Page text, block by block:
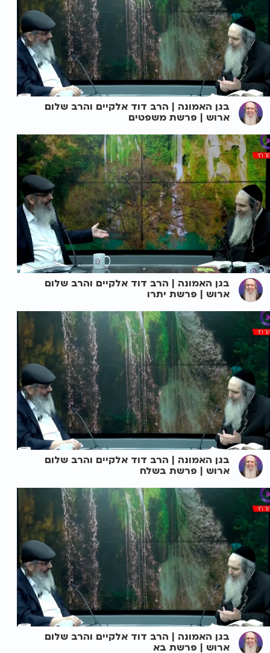
בגן האמונה | הרב דוד אלקיים והרב שלום
ארוש | פרשת משפטים
בגן האמונה | הרב דוד אלקיים והרב שלום
ארוש | פרשת יתרו
בגן האמונה | הרב דוד אלקיים והרב שלום
ארוש | פרשת בשלח
בגן האמונה | הרב דוד אלקיים והרב שלום
ארוש | פרשת בא